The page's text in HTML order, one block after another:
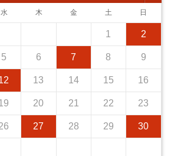
水 木 金 土 日
1 2
5 6 7 8 9
13 14 15 16
20 21 22 23
27 28 29 30